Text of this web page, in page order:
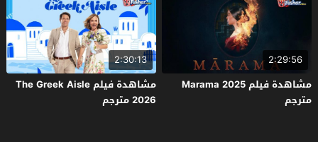
2:29:56
مشاهدة فيلم Marama 2025
مترجم
2:30:13
مشاهدة فيلم The Greek Aisle
2026 مترجم